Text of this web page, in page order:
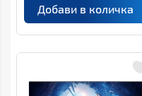
Добави в количка